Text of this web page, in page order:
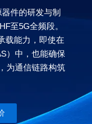
件的研发与制
至5G全频段。
载能力，即使在
）中，也能确保
为通信链路构筑